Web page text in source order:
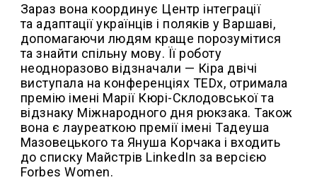
Зараз вона координує Центр інтеграції
та адаптації українців і поляків у Варшаві,
допомагаючи людям краще порозумітися
та знайти спільну мову. Її роботу
неодноразово відзначали — Кіра двічі
виступала на конференціях TEDx, отримала
премію імені Марії Кюрі-Склодовської та
відзнаку Міжнародного дня рюкзака. Також
вона є лауреаткою премії іменіТадеуша
Мазовецькогота Януша Корчака і входить
до списку Майстрів LinkedIn за версією
Forbes Women.